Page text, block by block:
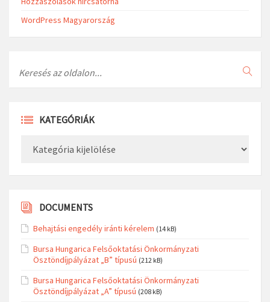
WordPress Magyarország
KATEGÓRIÁK
DOCUMENTS
Behajtási engedély iránti kérelem (14 kB)
Bursa Hungarica Felsőoktatási Önkormányzati
Ösztöndíjpályázat „B” típusú (212 kB)
Bursa Hungarica Felsőoktatási Önkormányzati
Ösztöndíjpályázat „A” típusú (208 kB)